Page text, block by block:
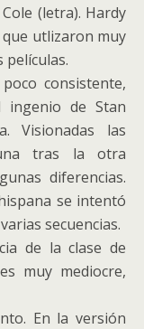
(letra). Hardy
utlizaron muy
películas.
consistente,
ingenio de Stan
Visionadas las
tras la otra
diferencias.
se intentó
secuencias.
de la clase de
muy mediocre,
En la versión